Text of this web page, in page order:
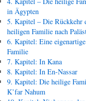
in Ägypten
5. Kapitel – Die Rückkehr
heiligen Familie nach
6. Kapitel: Eine eigenartige
Familie
7. Kapitel: In Kana
8. Kapitel: In En-Nassar
9. Kapitel: Die heilige
K’far Nahum